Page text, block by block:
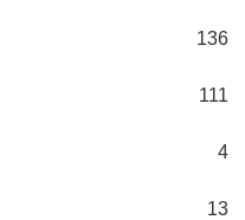
136
111
4
13